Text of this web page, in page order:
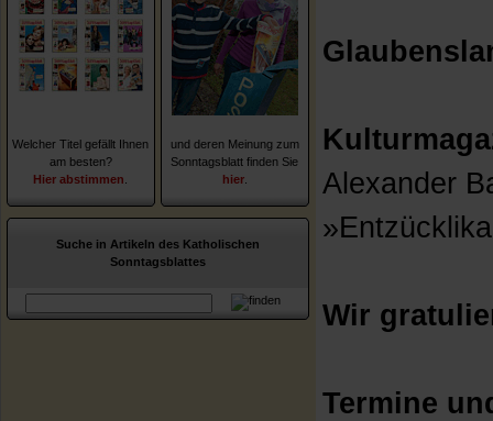
Welcher Titel gefällt Ihnen
am besten?
Hier abstimmen
und deren Meinung zum
Sonntagsblatt finden Sie
hier
Suche in Artikeln des Katholischen
Sonntagsblattes
Alexander
Wir
Termine